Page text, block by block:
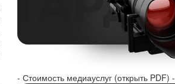
- Стоимость медиауслуг (открыть PDF) -